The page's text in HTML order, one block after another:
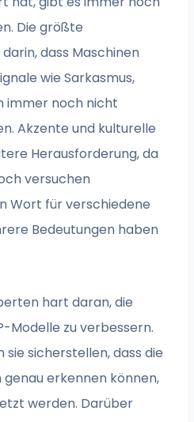
Die größte
dass Maschinen
wie Sarkasmus,
immer noch nicht
Akzente und kulturelle
Herausforderung, da
versuchen
Wort für verschiedene
Bedeutungen haben
hart daran, die
Modelle zu verbessern.
sicherstellen, dass die
genau erkennen können,
werden. Darüber